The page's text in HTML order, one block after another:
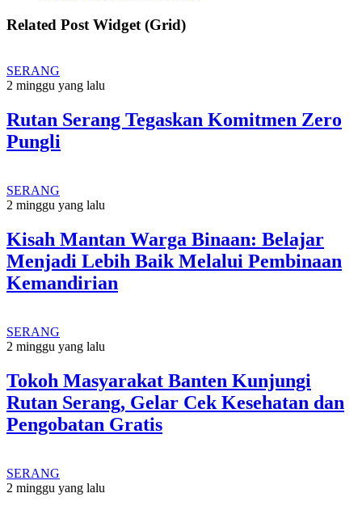
Related Post Widget (Grid)
SERANG
2 minggu yang lalu
Rutan Serang Tegaskan Komitmen Zero
Pungli
SERANG
2 minggu yang lalu
Kisah Mantan Warga Binaan: Belajar
Menjadi Lebih Baik Melalui Pembinaan
Kemandirian
SERANG
2 minggu yang lalu
Tokoh Masyarakat Banten Kunjungi
Rutan Serang, Gelar Cek Kesehatan dan
Pengobatan Gratis
SERANG
2 minggu yang lalu